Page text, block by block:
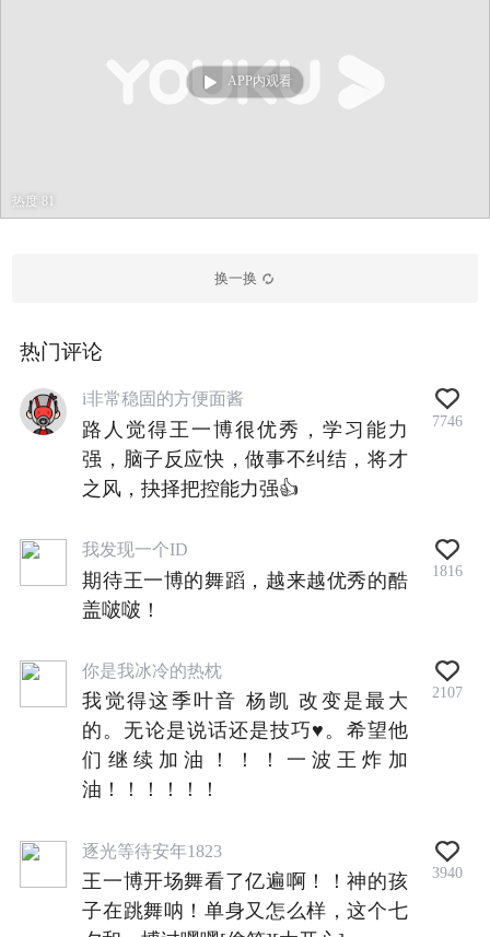
APP内观看
热度 81
换一换
热门评论
i非常稳固的方便面酱
路人觉得王一博很优秀，学习能力
强，脑子反应快，做事不纠结，将才
之风，抉择把控能力强👍
7746
我发现一个ID
期待王一博的舞蹈，越来越优秀的酷
盖啵啵！
1816
你是我冰冷的热枕
我觉得这季叶音 杨凯 改变是最大
的。无论是说话还是技巧♥。希望他
们继续加油！！！一波王炸加
油！！！！！！
2107
逐光等待安年1823
王一博开场舞看了亿遍啊！！神的孩
子在跳舞呐！单身又怎么样，这个七
3940